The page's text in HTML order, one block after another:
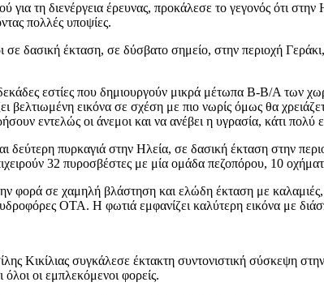
τη διενέργεια έρευνας, προκάλεσε το γεγονός ότι
πολλές υποψίες.
δασική έκταση, σε δύσβατο σημείο, στην περιοχή
εστίες που δημιουργούν μικρά μέτωπα Β-Β/Α των
βελτιωμένη εικόνα σε σχέση με πιο νωρίς όμως θα
εντελώς οι άνεμοι και να ανέβει η υγρασία, κάτι πολύ
δεύτερη πυρκαγιά στην Ηλεία, σε δασική έκταση στην
32 πυροσβέστες με μία ομάδα πεζοπόρου, 10
φορά σε χαμηλή βλάστηση και ελώδη έκταση με
ΟΤΑ. Η φωτιά εμφανίζει καλύτερη εικόνα με
Κικίλιας συγκάλεσε έκτακτη συντονιστική σύσκεψη
οι εμπλεκόμενοι φορείς.